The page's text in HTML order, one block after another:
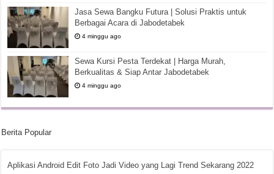
Jasa Sewa Bangku Futura | Solusi Praktis untuk
Berbagai Acara di Jabodetabek
4 minggu ago
Sewa Kursi Pesta Terdekat | Harga Murah,
Berkualitas & Siap Antar Jabodetabek
4 minggu ago
Berita Popular
Aplikasi Android Edit Foto Jadi Video yang Lagi Trend Sekarang 2022